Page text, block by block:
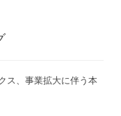
ス、事業拡大に伴う本